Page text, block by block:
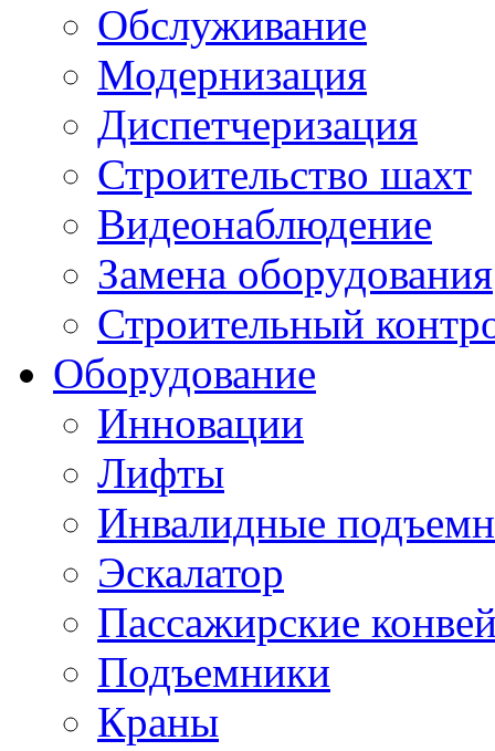
Обслуживание
Модернизация
Диспетчеризация
Строительство шахт
Видеонаблюдение
Замена оборудования
Строительный
Оборудование
Инновации
Лифты
Инвалидные
Эскалатор
Пассажирские
Подъемники
Краны